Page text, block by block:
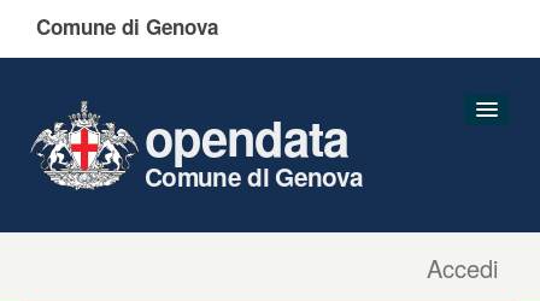
Comune di Genova
Accedi
opendata
Comune di Genova